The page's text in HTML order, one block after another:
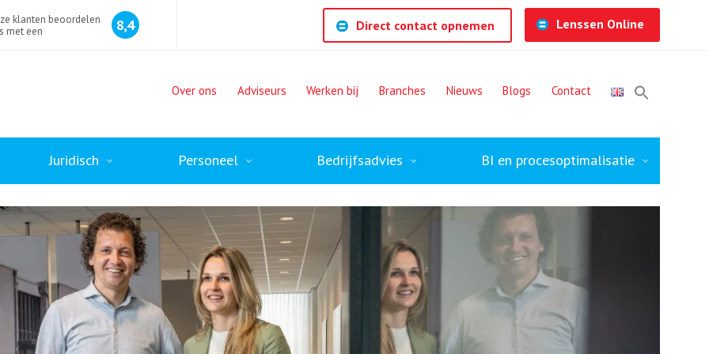
klanten beoordelen
met een
8,4 Direct contact opnemen Lenssen Online
Over ons Adviseurs Werken bij Branches Nieuws Blogs Contact
Juridisch Personeel Bedrijfsadvies BI en procesoptimalisatie